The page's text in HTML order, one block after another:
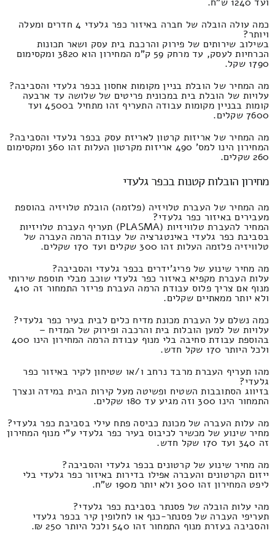
ועד 1240 ש"ח.
כמה עולה הובלה של חברה באיזור כפר גלעדי 4 חדרים ומעלה
ויותר?
בשילוב שירותים של פירוק והרכבת בית עסק ושאר תכונות
הכרחיות לעסק, עד מרחק 59 ק"מ המחירון הוא 3820 ומקסימום
1790 שקל.
מה המחיר של הובלת בניין מקומות אחסון בכפר גלעדי והסביבה?
עלויות של הובלת בית במכונית פריטים של שלושה עד ארבעה
קומות בבניין מקומות עבודה התעריף זהו מתחיל ב4500 ועד
7600 שקלים.
מה המחיר של אריזות קרטון לאריזת עסק בכפר גלעדי והסביבה?
המחירון הינו למס' 490 אריזות מקרטון העלות זהו 360 ומקסימום
260 שקלים.
מחירון הובלות קטנות בכפר גלעדי
מה המחיר של העברת טלויזיה (פלזמה) הובלת טלויזיה בהוספת
מעבירים באיזור כפר גלעדי?
המחיר להעברת טלוויזיות (PLASMA) תעריף העברת טלויזיות
בסביבת כפר גלעדי באינטגרציה של עבודת הרמה העברה של
טלוויזיה פלזמה העלות זהו 300 שקלים ועד 170 שקלים.
מה מחיר שינוע של פריג'ידרים בכפר גלעדי והסביבה?
עלות העברת מקפיא באיזור כפר גלעדי שוכב מבלי תוספת שירותי
מנוף אם צריך פלוס עבודת הרמה העברת פריזר התמחור זה 410
ולא יותר ממאתיים שקלים.
כמה נשלם על העברת מכונת מדיח כלים לבית בעיר כפר גלעדי?
עלויות של למען הובלות בית והרכבה ופירוק של המדיח –
בהוספת עבודת סחיבה בלי מנוף עבודת הרמה המחירון הינו 400
ולכל היותר 170 שקל חדש.
מהו תעריף העברת מרבד נרחב ו/או שטיחון לקיר באיזור כפר
גלעדי?
בזיווג הסתובבות השטיח ופשיטה מעל קירות הבית במידה ונצרך
התמחור הינו 300 וזה מגיע עד 180 שקלים.
מה עלות העברה של מכונת כביסה פתח עילי בסביבת כפר גלעדי?
מחיר שינוע של מכשיר לכיבוס בעיר כפר גלעדי ע"י מנוף המחירון
זה 340 ועד 170 שקל חדש.
מה מחיר שינוע של קרטונים בכפר גלעדי והסביבה?
ייזום הקרטונים והעברה אפילו בדירות באיזור כפר גלעדי בלי
ליפט המחירון זהו 300 ולא יותר מ190 ש"ח.
מהי עלות הובלה של פסנתר בסביבת כפר גלעדי?
תעריפי העברה של פסנתר-כנף או לחלופין קיר בכפר גלעדי
והסביבה בעזרת מנוף התמחור זהו 540 ולכל היותר 250 ₪.